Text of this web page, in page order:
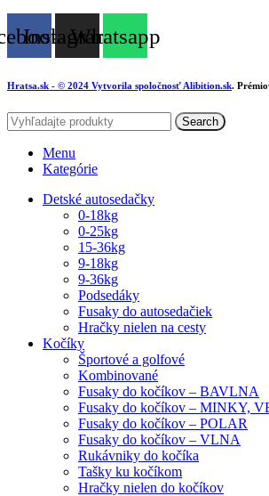
InstagramWhatsapp
Hratsa.sk - © 2024 Vytvorila spoločnosť Alibition.sk.
Search
Menu
Kategórie
Detské autosedačky
0-18kg
0-25kg
15-36kg
9-18kg
9-36kg
Podsedáky
Fusaky do autosedačiek
Hračky nielen na cesty
Kočíky
Športové a golfové
Kombinované
Fusaky do kočíkov – BAVLNA
Fusaky do kočíkov – MINKY,
Fusaky do kočíkov – POLAR
Fusaky do kočíkov – VLNA
Rukávniky do kočíka
Tašky ku kočíkom
Hračky nielen do kočíkov